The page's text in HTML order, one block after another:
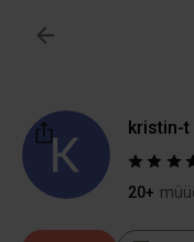
kristin-t
20+